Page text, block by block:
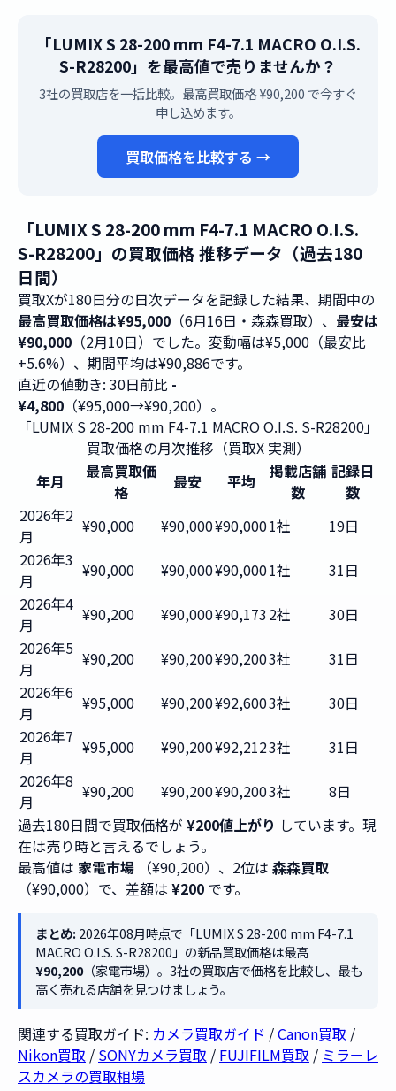
「LUMIX S 28-200 mm F4-7.1 MACRO O.I.S.
S-R28200」を最高値で売りませんか？
3社の買取店を一括比較。最高買取価格 ¥90,200 で今すぐ
申し込めます。
買取価格を比較する →
「LUMIX S 28-200 mm F4-7.1 MACRO O.I.S.
S-R28200」の買取価格 推移データ（過去180
日間）
買取Xが180日分の日次データを記録した結果、期間中の
最高買取価格は¥95,000 （6月16日・森森買取）、 最安は
¥90,000 （2月10日）でした。変動幅は¥5,000（最安比
+5.6%）、期間平均は¥90,886です。
直近の値動き: 30日前比 -
¥4,800 （¥95,000→¥90,200）。
「LUMIX S 28-200 mm F4-7.1 MACRO O.I.S. S-R28200」
買取価格の月次推移（買取X 実測）
年月
最高買取価
格
最安 平均
掲載店舗
数
記録日
数
2026年2
月
¥90,000 ¥90,000¥90,0001社
19日
2026年3
月
¥90,000 ¥90,000¥90,0001社
31日
2026年4
月
¥90,200 ¥90,000¥90,1732社
30日
2026年5
月
¥90,200 ¥90,200¥90,2003社
31日
2026年6
月
¥95,000 ¥90,200¥92,6003社
30日
2026年7
月
¥95,000 ¥90,200¥92,2123社
31日
2026年8
月
¥90,200 ¥90,200¥90,2003社
8日
過去180日間で買取価格が ¥200値上がり しています。現
在は売り時と言えるでしょう。
最高値は 家電市場 （¥90,200）、2位は 森森買取
（¥90,000）で、差額は ¥200 です。
まとめ:2026年08月時点で「LUMIX S 28-200 mm F4-7.1
MACRO O.I.S. S-R28200」の新品買取価格は最高
¥90,200（家電市場）。3社の買取店で価格を比較し、最も
高く売れる店舗を見つけましょう。
関連する買取ガイド: カメラ買取ガイド /Canon買取 /
Nikon買取 / SONYカメラ買取 / FUJIFILM買取 / ミラーレ
スカメラの買取相場